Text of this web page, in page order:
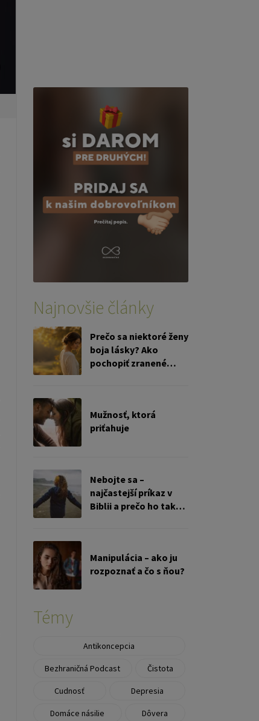
Najnovšie články
Prečo sa niektoré ženy
boja lásky? Ako
pochopiť zranené
Mužnosť, ktorá
priťahuje
Nebojte sa –
najčastejší príkaz v
Biblii a prečo ho tak
Manipulácia – ako ju
rozpoznať a čo s ňou?
Témy
Antikoncepcia
Bezhraničná Podcast Čistota
Cudnosť Depresia
Domáce násilie Dôvera